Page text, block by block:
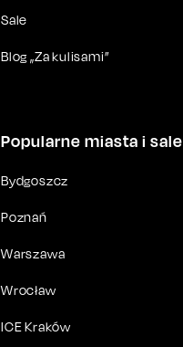
Sale
Blog „Za kulisami”
Popularne miasta i sale
Bydgoszcz
Poznań
Warszawa
Wrocław
ICE Kraków